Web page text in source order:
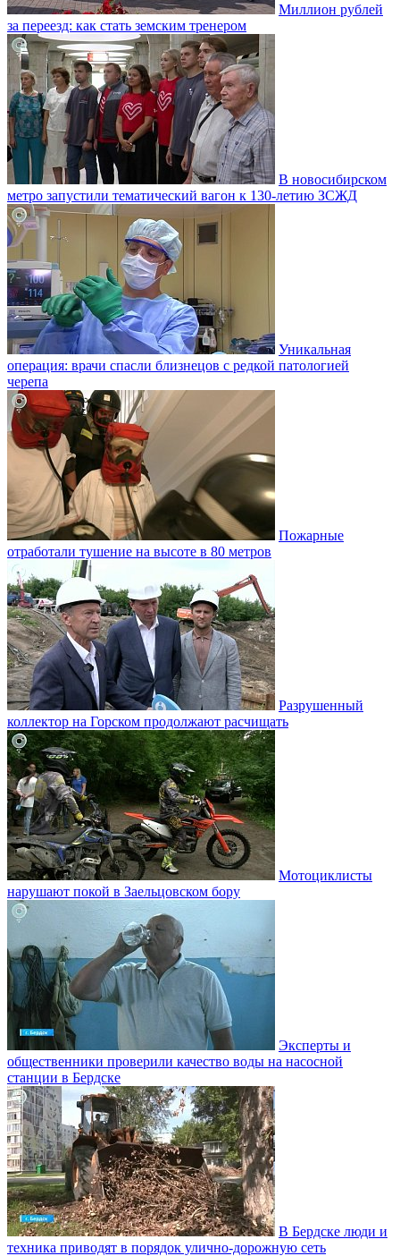
Миллион рублей
за переезд: как стать земским тренером
В новосибирском
метро запустили тематический вагон к 130-летию ЗСЖД
Уникальная
операция: врачи спасли близнецов с редкой патологией
черепа
Пожарные
отработали тушение на высоте в 80 метров
Разрушенный
коллектор на Горском продолжают расчищать
Мотоциклисты
нарушают покой в Заельцовском бору
Эксперты и
общественники проверили качество воды на насосной
станции в Бердске
В Бердске люди и
техника приводят в порядок улично‑дорожную сеть